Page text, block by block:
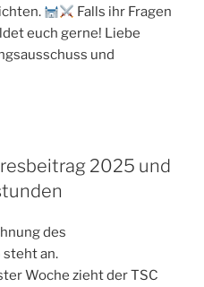
Falls ihr Fragen
euch gerne! Liebe
und
2025 und
des
an.
Woche zieht der TSC